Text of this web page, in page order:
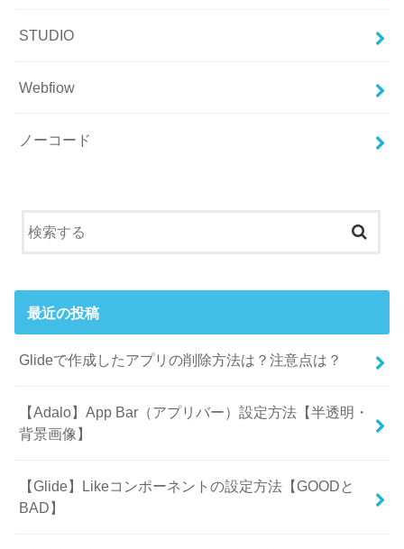
STUDIO
Webfiow
ノーコード
最近の投稿
Glideで作成したアプリの削除方法は？注意点は？
【Adalo】App Bar（アプリバー）設定方法【半透明・
背景画像】
【Glide】Likeコンポーネントの設定方法【GOODと
BAD】